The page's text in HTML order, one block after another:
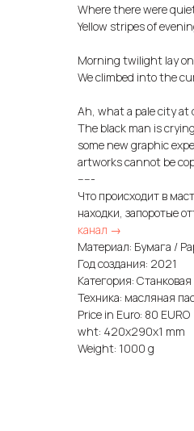
Where there were
Yellow stripes of
Morning twilight lay
We climbed into the
Ah, what a pale city at
The black man is
some new graphic
artworks cannot be
-----
Что происходит в
находки, запоротые
канал →
Материал: Бумага /
Год создания: 2021
Категория:
Техника: масляная
Price in Euro: 80 EURO
wht: 420x290x1 mm
Weight: 1000 g